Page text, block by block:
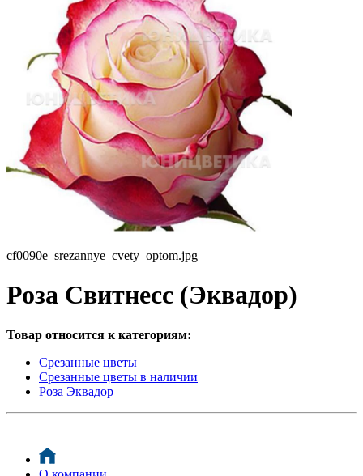
cf0090e_srezannye_cvety_optom.jpg
Роза Свитнесс (Эквадор)
Товар относится к категориям:
Срезанные цветы
Срезанные цветы в наличии
Роза Эквадор